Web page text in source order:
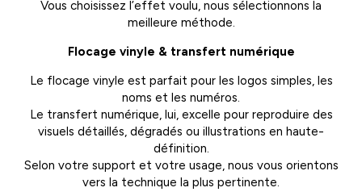
Vous choisissez l’effet voulu, nous sélectionnons la
meilleure méthode.
Flocage vinyle & transfert numérique
Le flocage vinyle est parfait pour les logos simples, les
noms et les numéros.
Le transfert numérique, lui, excelle pour reproduire des
visuels détaillés, dégradés ou illustrations en haute-
définition.
Selon votre support et votre usage, nous vous orientons
vers la technique la plus pertinente.